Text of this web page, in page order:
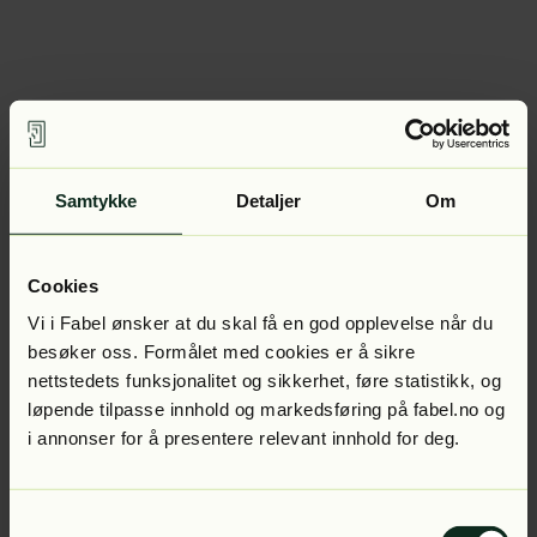
Samtykke Detaljer Om
Cookies
Vi i Fabel ønsker at du skal få en god opplevelse når du
besøker oss. Formålet med cookies er å sikre
nettstedets funksjonalitet og sikkerhet, føre statistikk, og
løpende tilpasse innhold og markedsføring på fabel.no og
i annonser for å presentere relevant innhold for deg.